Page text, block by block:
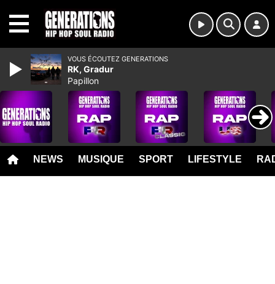
NEWS MUSIQUE SPORT LIFESTYLE
VOUS ÉCOUTEZ GENERATIONS
RK, Gradur
Papillon